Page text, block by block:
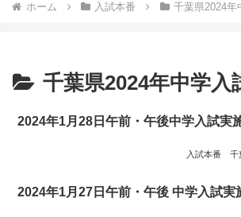
ホーム 入試本番 千葉県2024年
千葉県2024年中学入
2024年1月28日午前・午後中学入試実
入試本番
千
2024年1月27日午前・午後 中学入試実